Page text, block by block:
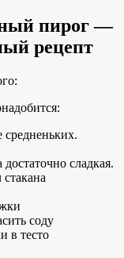
пирог —
рецепт
сладкая.
соду
в тесто